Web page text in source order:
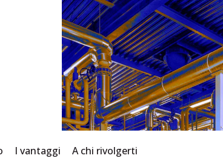
I vantaggi A chi rivolgerti